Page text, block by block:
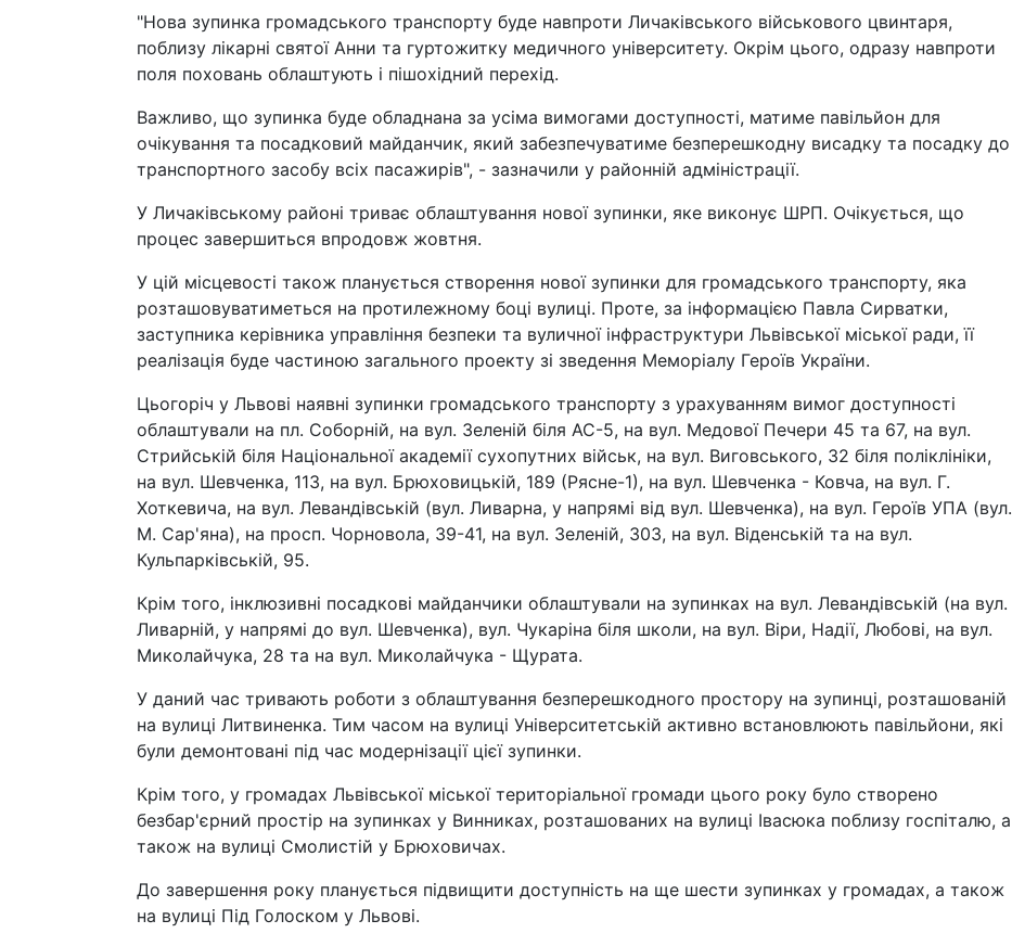
"Нова зупинка громадського транспорту буде навпроти Личаківського військового цвинтаря,
поблизу лікарні святої Анни та гуртожитку медичного університету. Окрім цього, одразу навпроти
поля поховань облаштують і пішохідний перехід.
Важливо, що зупинка буде обладнана за усіма вимогами доступності, матиме павільйон для
очікування та посадковий майданчик, який забезпечуватиме безперешкодну висадку та посадку до
транспортного засобу всіх пасажирів", - зазначили у районній адміністрації.
У Личаківському районі триває облаштування нової зупинки, яке виконує ШРП. Очікується, що
процес завершиться впродовж жовтня.
У цій місцевості також планується створення нової зупинки для громадського транспорту, яка
розташовуватиметься на протилежному боці вулиці. Проте, за інформацією Павла Сирватки,
заступника керівника управління безпеки та вуличної інфраструктури Львівської міської ради, її
реалізація буде частиною загального проекту зі зведення Меморіалу Героїв України.
Цьогоріч у Львові наявні зупинки громадського транспорту з урахуванням вимог доступності
облаштували на пл. Соборній, на вул. Зеленій біля АС-5, на вул. Медової Печери 45 та 67, на вул.
Стрийській біля Національної академії сухопутних військ, на вул. Виговського, 32 біля поліклініки,
на вул. Шевченка, 113, на вул. Брюховицькій, 189 (Рясне-1), на вул. Шевченка - Ковча, на вул. Г.
Хоткевича, на вул. Левандівській (вул. Ливарна, у напрямі від вул. Шевченка), на вул. Героїв УПА (вул.
М. Сар'яна), на просп. Чорновола, 39-41, на вул. Зеленій, 303, на вул. Віденській та на вул.
Кульпарківській, 95.
Крім того, інклюзивні посадкові майданчики облаштували на зупинках на вул. Левандівській (на вул.
Ливарній, у напрямі до вул. Шевченка), вул. Чукаріна біля школи, на вул. Віри, Надії, Любові, на вул.
Миколайчука, 28 та на вул. Миколайчука - Щурата.
У даний час тривають роботи з облаштування безперешкодного простору на зупинці, розташованій
на вулиці Литвиненка. Тим часом на вулиці Університетській активно встановлюють павільйони, які
були демонтовані під час модернізації цієї зупинки.
Крім того, у громадах Львівської міської територіальної громади цього року було створено
безбар'єрний простір на зупинках у Винниках, розташованих на вулиці Івасюка поблизу госпіталю, а
також на вулиці Смолистій у Брюховичах.
До завершення року планується підвищити доступність на ще шести зупинках у громадах, а також
на вулиці Під Голоском у Львові.